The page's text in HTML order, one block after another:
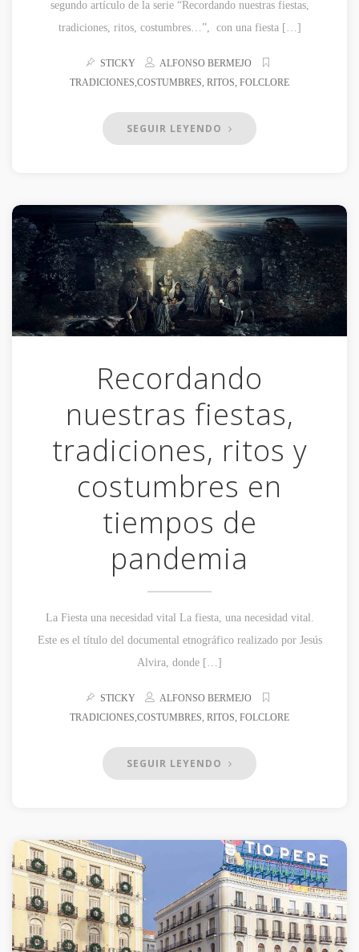
segundo artículo de la serie “Recordando nuestras fiestas,
tradiciones, ritos, costumbres…”, con una fiesta […]
STICKY
ALFONSO BERMEJO
TRADICIONES,COSTUMBRES, RITOS, FOLCLORE
SEGUIR LEYENDO
Recordando
nuestras fiestas,
tradiciones, ritos y
costumbres en
tiempos de
pandemia
La Fiesta una necesidad vital La fiesta, una necesidad vital.
Este es el título del documental etnográfico realizado por Jesús
Alvira, donde […]
STICKY
ALFONSO BERMEJO
TRADICIONES,COSTUMBRES, RITOS, FOLCLORE
SEGUIR LEYENDO